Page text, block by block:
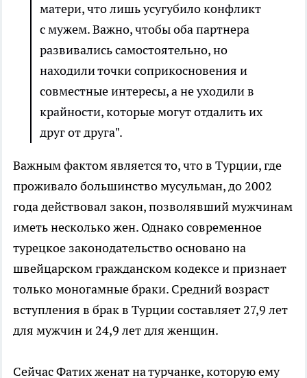
матери, что лишь усугубило конфликт
с мужем. Важно, чтобы оба партнера
развивались самостоятельно, но
находили точки соприкосновения и
совместные интересы, а не уходили в
крайности, которые могут отдалить их
друг от друга".
Важным фактом является то, что в Турции, где
проживало большинство мусульман, до 2002
года действовал закон, позволявший мужчинам
иметь несколько жен. Однако современное
турецкое законодательство основано на
швейцарском гражданском кодексе и признает
только моногамные браки. Средний возраст
вступления в брак в Турции составляет 27,9 лет
для мужчин и 24,9 лет для женщин.
Сейчас Фатих женат на турчанке, которую ему